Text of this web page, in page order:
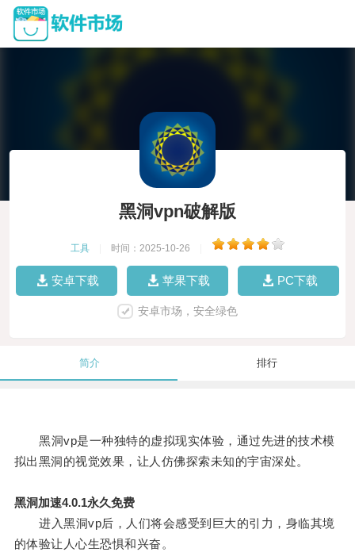
黑洞vpn破解版
工具 时间：2025-10-26
安卓下载 苹果下载 PC下载
安卓市场，安全绿色
简介 排行
黑洞vp是一种独特的虚拟现实体验，通过先进的技术模
拟出黑洞的视觉效果，让人仿佛探索未知的宇宙深处。
黑洞加速4.0.1永久免费
进入黑洞vp后，人们将会感受到巨大的引力，身临其境
的体验让人心生恐惧和兴奋。